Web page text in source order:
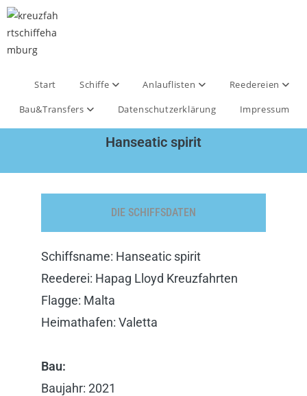
Start Schiffe Anlauflisten
Reedereien
Bau&Transfers
Datenschutzerklärung Impressum
Hanseatic spirit
DIE SCHIFFSDATEN
Schiffsname: Hanseatic spirit
Reederei: Hapag Lloyd Kreuzfahrten
Flagge: Malta
Heimathafen: Valetta
Bau:
Baujahr: 2021